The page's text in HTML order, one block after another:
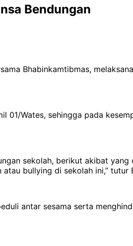
Bendungan
Bhabinkamtibmas,
01/Wates, sehingga pada
sekolah, berikut akibat
bullying di sekolah ini,” tutur
antar sesama serta